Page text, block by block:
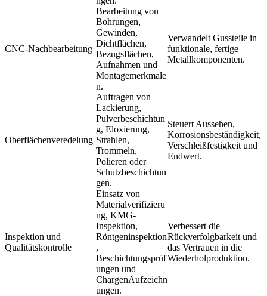
CNC-Nachbearbeitung
Bearbeitung von
Bohrungen,
Gewinden,
Dichtflächen,
Bezugsflächen,
Aufnahmen und
Montagemerkmale
n.
Verwandelt Gussteile in
funktionale, fertige
Metallkomponenten.
Oberflächenveredelung
Auftragen von
Lackierung,
Pulverbeschichtun
g, Eloxierung,
Strahlen,
Trommeln,
Polieren oder
Schutzbeschichtun
gen.
Steuert Aussehen,
Korrosionsbeständigkeit,
Verschleißfestigkeit und
Endwert.
Inspektion und
Qualitätskontrolle
Einsatz von
Materialverifizieru
ng, KMG-
Inspektion,
Röntgeninspektion
,
Beschichtungsprüf
ungen und
ChargenAufzeichn
ungen.
Verbessert die
Rückverfolgbarkeit und
das Vertrauen in die
Wiederholproduktion.